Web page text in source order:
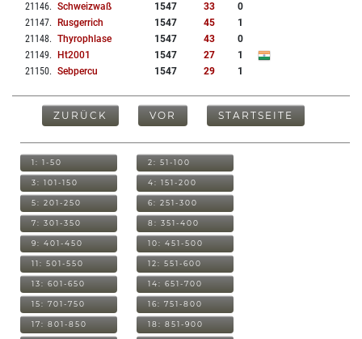
21146. Schweizwaß 1547 33
0
21147. Rusgerrich 1547 45
1
21148. Thyrophlase 1547 43
0
21149. Ht2001 1547 27
1
21150. Sebpercu 1547 29 1
ZURÜCK VOR STARTSEITE
1: 1-50 2: 51-100
3: 101-150 4: 151-200
5: 201-250 6: 251-300
7: 301-350 8: 351-400
9: 401-450 10: 451-500
11: 501-550 12: 551-600
13: 601-650 14: 651-700
15: 701-750 16: 751-800
17: 801-850 18: 851-900